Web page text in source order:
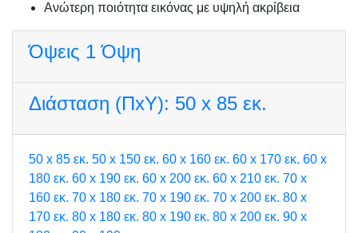
Ανώτερη ποιότητα εικόνας με υψηλή ακρίβεια
Όψεις 1 Όψη
Διάσταση (ΠxΥ): 50 x 85 εκ.
50 x 85 εκ. 50 x 150 εκ. 60 x 160 εκ. 60 x 170 εκ. 60 x
180 εκ. 60 x 190 εκ. 60 x 200 εκ. 60 x 210 εκ. 70 x
160 εκ. 70 x 180 εκ. 70 x 190 εκ. 70 x 200 εκ. 80 x
170 εκ. 80 x 180 εκ. 80 x 190 εκ. 80 x 200 εκ. 90 x